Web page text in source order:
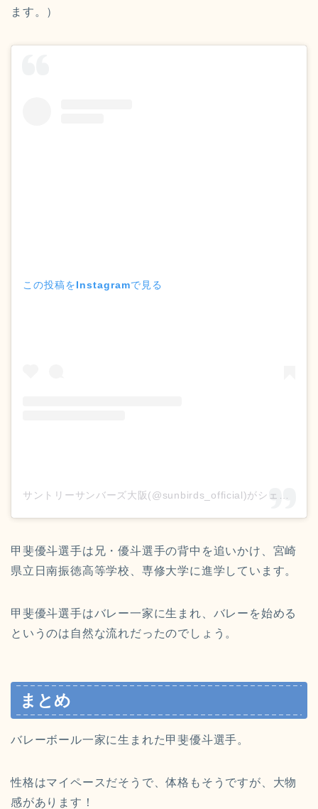
ます。）
この投稿をInstagramで見る
甲斐優斗選手は兄・優斗選手の背中を追いかけ、宮崎
県立日南振徳高等学校、専修大学に進学しています。
甲斐優斗選手はバレー一家に生まれ、バレーを始める
というのは自然な流れだったのでしょう。
まとめ
バレーボール一家に生まれた甲斐優斗選手。
性格はマイペースだそうで、体格もそうですが、大物
感があります！